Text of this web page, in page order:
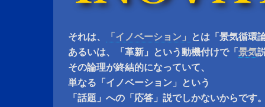
それは、 「イノベーション」
とは「景気循環
あるいは、「革新」という動機付けで「 景気
その論理が終結的になっていて、
単なる「イノベーション」という
「話題」への「応答」説でしかないからです